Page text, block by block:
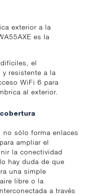
exterior a la
es la
el
y resistente a la
WiFi 6 para
al exterior.
no sólo forma enlaces
ampliar el
la conectividad
hay duda de que
una simple
libre o la
a través